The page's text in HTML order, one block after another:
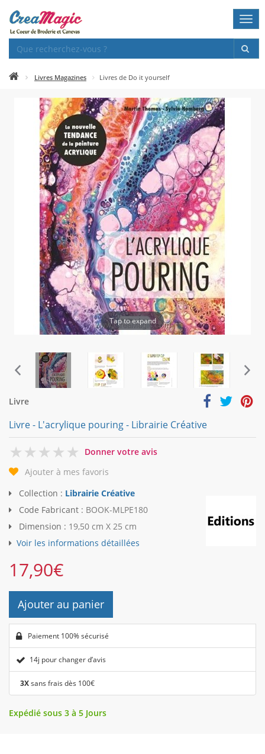
Livres Magazines Livres de Do it yourself
Tap to expand
Livre
Livre - L'acrylique pouring - Librairie Créative
0
Donner votre avis
Ajouter à mes favoris
Collection : Librairie Créative
Code Fabricant : BOOK-MLPE180
Dimension : 19,50 cm X 25 cm
Voir les informations détaillées
17,90€
Ajouter au panier
Paiement 100% sécurisé
14j pour changer d’avis
3Xsans frais dès 100€
Expédié sous 3 à 5 Jours